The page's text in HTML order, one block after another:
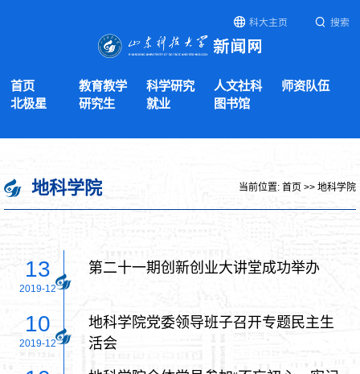
科大主页 搜索
首页 教育教学 科学研究 人文社科
师资队伍
北极星
研究生 就业 图书馆
地科学院 当前位置: 首页 >> 地科学院
13
2019-12
第二十一期创新创业大讲堂成功举办
10
2019-12
地科学院党委领导班子召开专题民主生
活会